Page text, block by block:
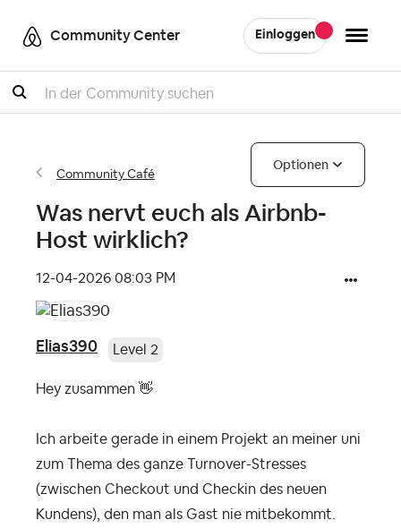
Community Center Einloggen
Suche
Community Café
Optionen
Was nervt euch als Airbnb-
Host wirklich?
‎12-04-2026 08:03 PM
Elias390 Level 2
Hey zusammen 👋
Ich arbeite gerade in einem Projekt an meiner uni
zum Thema des ganze Turnover-Stresses
(zwischen Checkout und Checkin des neuen
Kundens), den man als Gast nie mitbekommt.